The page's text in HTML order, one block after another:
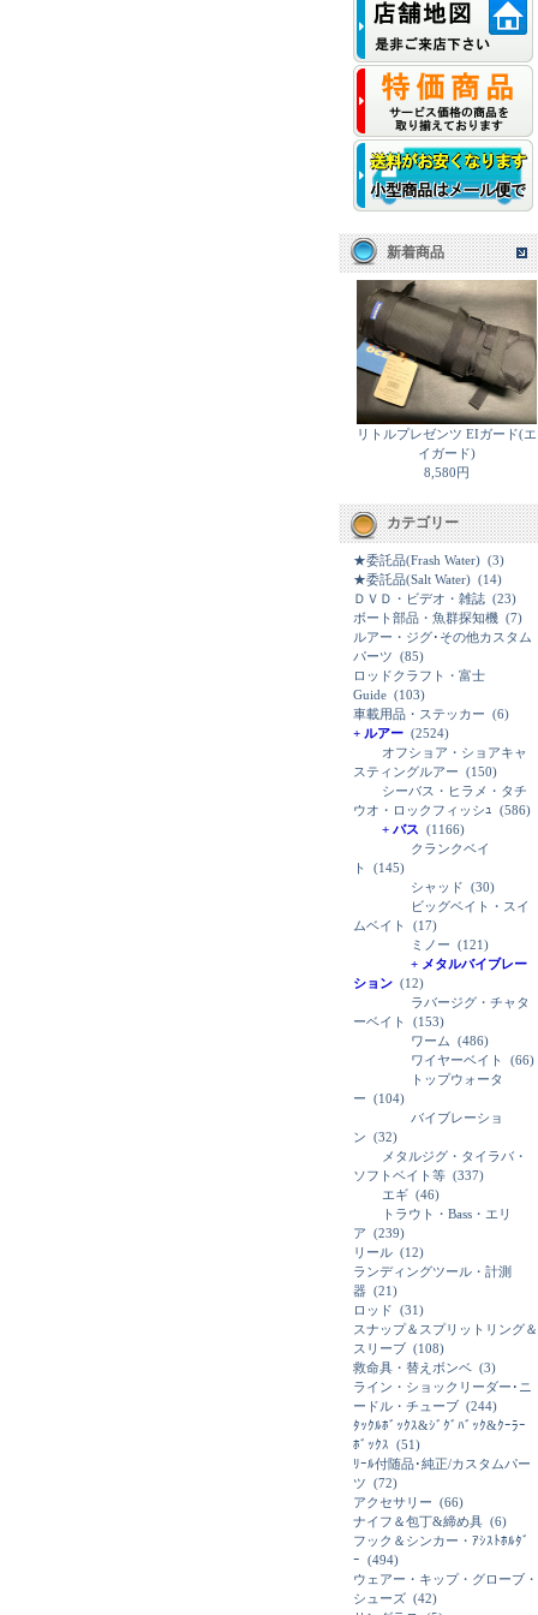
新着商品
リトルプレゼンツ EIガード(エ
イガード)
8,580円
カテゴリー
★委託品(Frash Water) (3)
★委託品(Salt Water) (14)
ＤＶＤ・ビデオ・雑誌 (23)
ボート部品・魚群探知機 (7)
ルアー・ジグ･その他カスタム
パーツ (85)
ロッドクラフト・富士
Guide (103)
車載用品・ステッカー (6)
+ ルアー (2524)
オフショア・ショアキャ
スティングルアー (150)
シーバス・ヒラメ・タチ
ウオ・ロックフィッシｭ (586)
+ バス (1166)
クランクベイ
ト
(145)
シャッド (30)
ビッグベイト・スイ
ムベイト
(17)
ミノー (121)
+ メタルバイブレー
ション (12)
ラバージグ・チャタ
ーベイト
(153)
ワーム (486)
ワイヤーベイト
(66)
トップウォータ
ー (104)
バイブレーショ
ン (32)
メタルジグ・タイラバ・
ソフトベイト等 (337)
エギ (46)
トラウト・Bass・エリ
ア (239)
リール (12)
ランディングツール・計測
器 (21)
ロッド (31)
スナップ＆スプリットリング＆
スリーブ (108)
救命具・替えボンベ (3)
ライン・ショックリーダー･ニ
ードル・チューブ (244)
ﾀｯｸﾙﾎﾞｯｸｽ&ｼﾞｸﾞﾊﾞｯｸ&ｸｰﾗｰ
ﾎﾞｯｸｽ (51)
ﾘｰﾙ付随品･純正/カスタムパー
ツ (72)
アクセサリー (66)
ナイフ＆包丁&締め具 (6)
フック＆シンカー・ｱｼｽﾄﾎﾙﾀﾞ
ｰ (494)
ウェアー・キップ・グローブ・
シューズ (42)